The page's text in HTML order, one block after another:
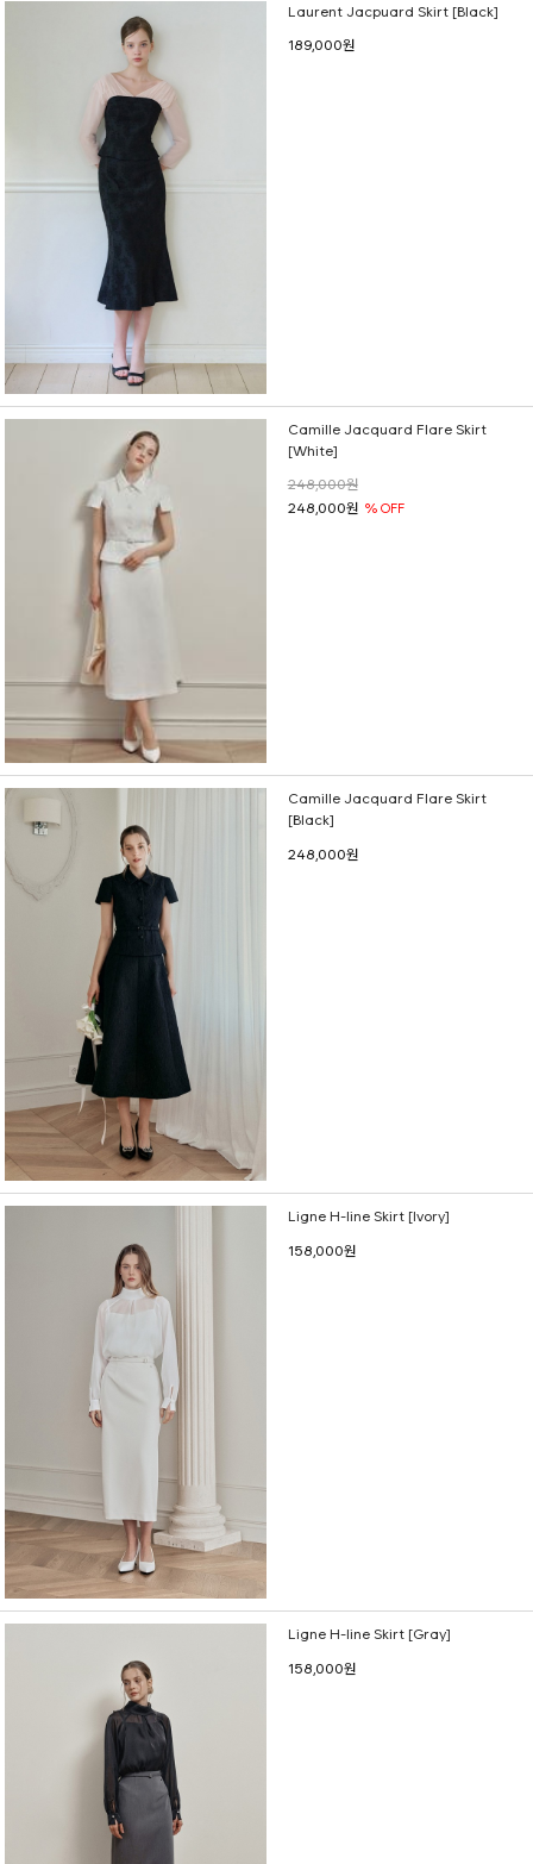
Laurent Jacpuard Skirt [Black]
189,000원
Camille Jacquard Flare Skirt
[White]
248,000원
248,000원 % OFF
Camille Jacquard Flare Skirt
[Black]
248,000원
Ligne H-line Skirt [Ivory]
158,000원
Ligne H-line Skirt [Gray]
158,000원